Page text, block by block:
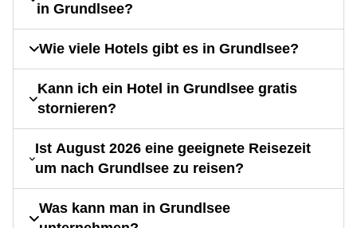
in Grundlsee?
Wie viele Hotels gibt es in Grundlsee?
Kann ich ein Hotel in Grundlsee gratis
stornieren?
Ist August 2026 eine geeignete Reisezeit
um nach Grundlsee zu reisen?
Was kann man in Grundlsee